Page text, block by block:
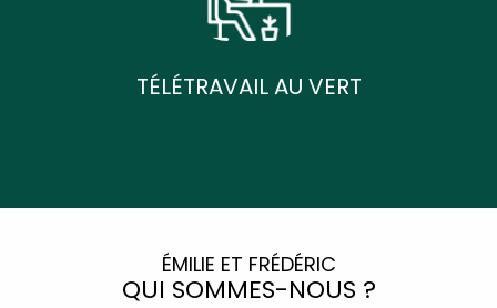
TÉLÉTRAVAIL AU VERT
ÉMILIE ET FRÉDÉRIC
QUI SOMMES-NOUS ?